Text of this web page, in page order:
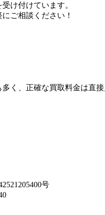
け付けています。
ご相談ください！
く、正確な買取料金は直
号